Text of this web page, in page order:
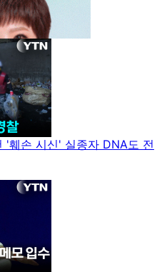
'훼손 시신' 실종자 DNA도 전